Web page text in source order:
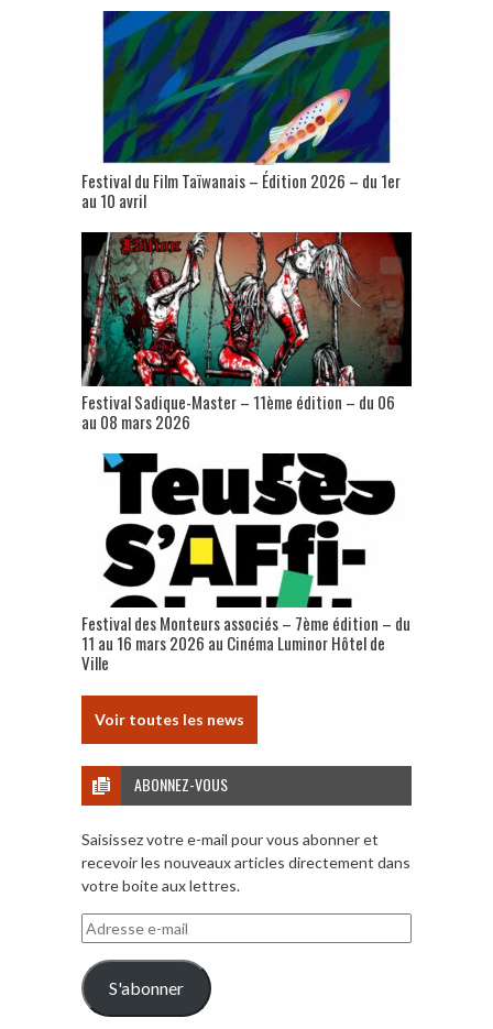
Festival du Film Taïwanais – Édition 2026 – du 1er
au 10 avril
Festival Sadique-Master – 11ème édition – du 06
au 08 mars 2026
Festival des Monteurs associés – 7ème édition – du
11 au 16 mars 2026 au Cinéma Luminor Hôtel de
Ville
Voir toutes les news
ABONNEZ-VOUS
Saisissez votre e-mail pour vous abonner et
recevoir les nouveaux articles directement dans
votre boite aux lettres.
Adresse
e-
mail
S'abonner